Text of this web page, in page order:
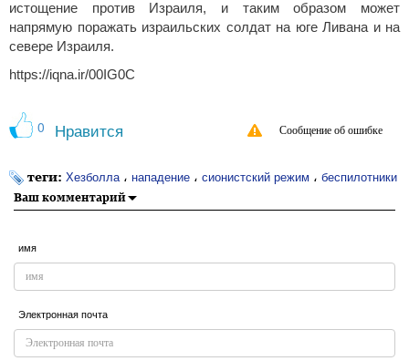
истощение против Израиля, и таким образом может
напрямую поражать израильских солдат на юге Ливана и на
севере Израиля.
https://iqna.ir/00IG0C
0 Нравится Сообщение об ошибке
теги: Хезболла ، нападение ، сионистский режим ، беспилотники
Ваш комментарий
имя
Электронная почта